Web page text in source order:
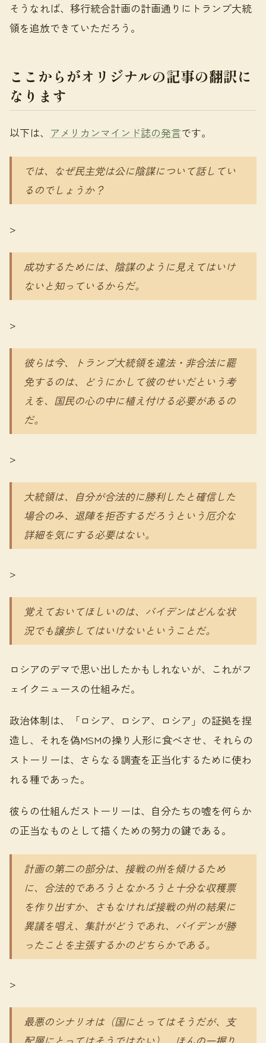
そうなれば、移行統合計画の計画通りにトランプ大統
領を追放できていただろう。
ここからがオリジナルの記事の翻訳に
なります
以下は、 アメリカンマインド誌の発言です。
では、なぜ民主党は公に陰謀について話してい
るのでしょうか？
>
成功するためには、陰謀のように見えてはいけ
ないと知っているからだ。
>
彼らは今、トランプ大統領を違法・非合法に罷
免するのは、どうにかして彼のせいだという考
えを、国民の心の中に植え付ける必要があるの
だ。
>
大統領は、自分が合法的に勝利したと確信した
場合のみ、退陣を拒否するだろうという厄介な
詳細を気にする必要はない。
>
覚えておいてほしいのは、バイデンはどんな状
況でも譲歩してはいけないということだ。
ロシアのデマで思い出したかもしれないが、これがフ
ェイクニュースの仕組みだ。
政治体制は、「ロシア、ロシア、ロシア」の証拠を捏
造し、それを偽MSMの操り人形に食べさせ、それらの
ストーリーは、さらなる調査を正当化するために使わ
れる種であった。
彼らの仕組んだストーリーは、自分たちの嘘を何らか
の正当なものとして描くための努力の鍵である。
計画の第二の部分は、接戦の州を傾けるため
に、合法的であろうとなかろうと十分な収穫票
を作り出すか、さもなければ接戦の州の結果に
異議を唱え、集計がどうであれ、バイデンが勝
ったことを主張するかのどちらかである。
>
最悪のシナリオは（国にとってはそうだが、支